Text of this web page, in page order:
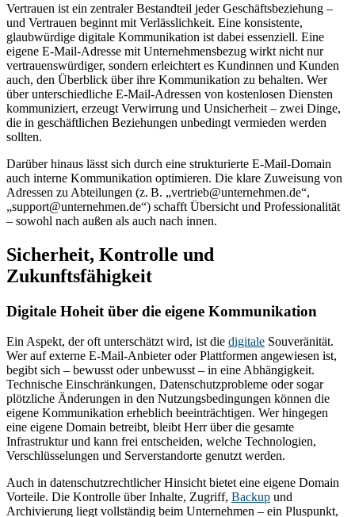
Vertrauen ist ein zentraler Bestandteil jeder Geschäftsbeziehung –
und Vertrauen beginnt mit Verlässlichkeit. Eine konsistente,
glaubwürdige digitale Kommunikation ist dabei essenziell. Eine
eigene E-Mail-Adresse mit Unternehmensbezug wirkt nicht nur
vertrauenswürdiger, sondern erleichtert es Kundinnen und Kunden
auch, den Überblick über ihre Kommunikation zu behalten. Wer
über unterschiedliche E-Mail-Adressen von kostenlosen Diensten
kommuniziert, erzeugt Verwirrung und Unsicherheit – zwei Dinge,
die in geschäftlichen Beziehungen unbedingt vermieden werden
sollten.
Darüber hinaus lässt sich durch eine strukturierte E-Mail-Domain
auch interne Kommunikation optimieren. Die klare Zuweisung von
Adressen zu Abteilungen (z. B. „vertrieb@unternehmen.de“,
„support@unternehmen.de“) schafft Übersicht und Professionalität
– sowohl nach außen als auch nach innen.
Sicherheit, Kontrolle und
Zukunftsfähigkeit
Digitale Hoheit über die eigene Kommunikation
Ein Aspekt, der oft unterschätzt wird, ist die digitale Souveränität.
Wer auf externe E-Mail-Anbieter oder Plattformen angewiesen ist,
begibt sich – bewusst oder unbewusst – in eine Abhängigkeit.
Technische Einschränkungen, Datenschutzprobleme oder sogar
plötzliche Änderungen in den Nutzungsbedingungen können die
eigene Kommunikation erheblich beeinträchtigen. Wer hingegen
eine eigene Domain betreibt, bleibt Herr über die gesamte
Infrastruktur und kann frei entscheiden, welche Technologien,
Verschlüsselungen und Serverstandorte genutzt werden.
Auch in datenschutzrechtlicher Hinsicht bietet eine eigene Domain
Vorteile. Die Kontrolle über Inhalte, Zugriff, Backup und
Archivierung liegt vollständig beim Unternehmen – ein Pluspunkt,